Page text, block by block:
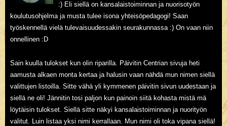
:) Eli siellä on kansalaistoiminnan ja nuorisotyön
koulutusohjelma ja musta tulee isona yhteisöpedagogi! Saan
työskennellä vielä tulevaisuudessakin seurakunnassa :) On vaan niin
onnellinen :D
Sain kuulla tulokset kun olin riparilla. Päivitin Centrian sivuja heti
aamusta alkaen monta kertaa ja halusin vaan nähdä mun nimen siellä
valittujen listoilla. Sitte vähä yli kymmenen päivitin sivun uudestaan ja
siellä ne oli! Jännitin tosi paljon kun painoin siitä kohasta mistä mä
löytäisin tulokset. Siellä sitte näkyi kansalaistoiminnan ja nuorityön
valitut. Luin listaa yksi nimi kerrallaan. Mun nimi oli toka vipana siellä!